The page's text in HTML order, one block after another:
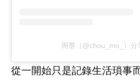
周墨（@chou_mo_）分
從一開始只是記錄生活瑣事